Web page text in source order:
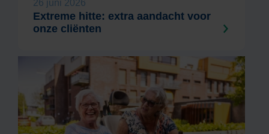
26 juni 2026
Extreme hitte: extra aandacht voor
onze cliënten